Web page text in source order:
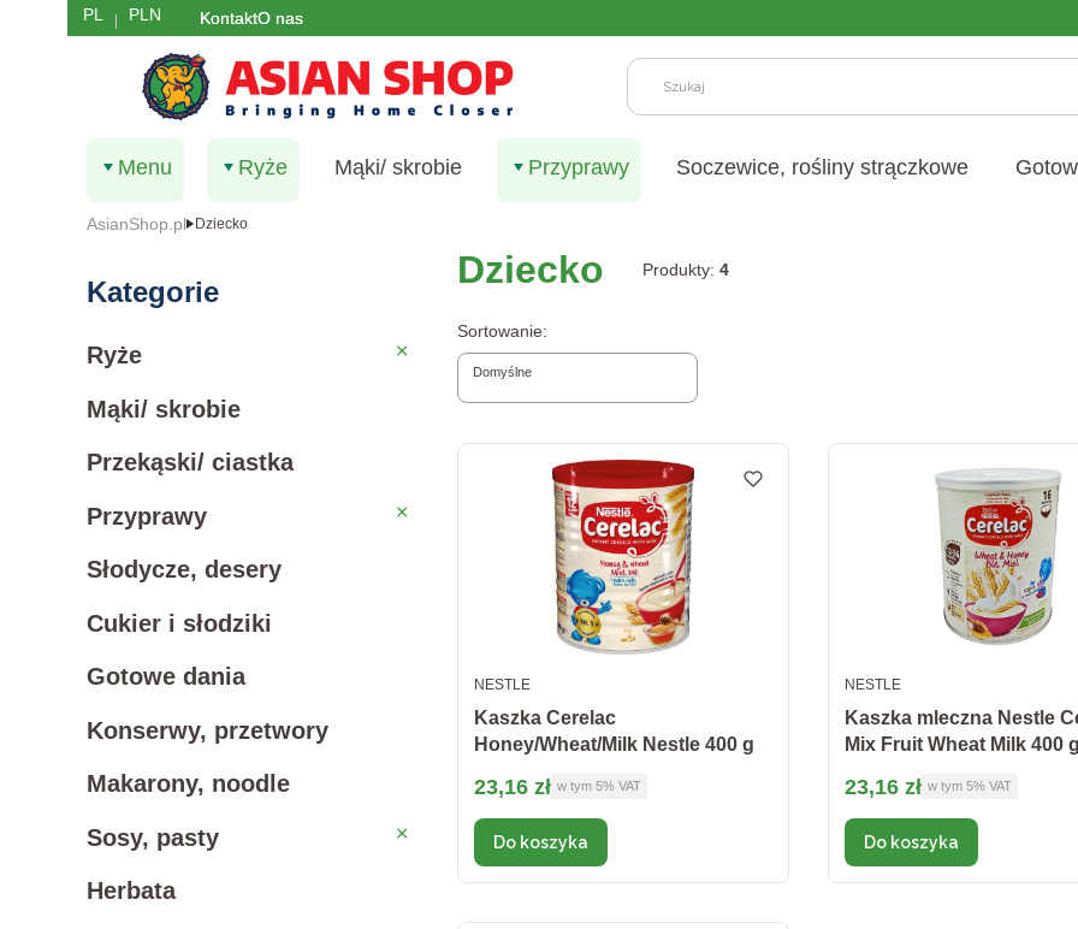
PL PLN KontaktO nas
Menu Ryże Mąki/ skrobie Przyprawy Soczewice, rośliny strączkowe
AsianShop.pl Dziecko
Kategorie
Ryże Ryże
Mąki/ skrobie
Przekąski/ ciastka
Przyprawy Przyprawy
Słodycze, desery
Cukier i słodziki
Gotowe dania
Konserwy, przetwory
Makarony, noodle
Sosy, pasty Sosy, pasty
Herbata
Dziecko Produkty: 4
Lista produktów
Sortowanie:
Domyślne
Kaszka Cerelac
Honey/Wheat/Milk Nestle 400 g
PRODUCENT
NESTLE
Cena brutto
23,16 zł w tym %s VAT
w tym 5% VAT
Do koszyka
Kaszka mleczna Nestle
Mix Fruit Wheat Milk 400 g
PRODUCENT
NESTLE
Cena brutto
23,16 zł w tym %s VAT
w tym 5% VAT
Do koszyka